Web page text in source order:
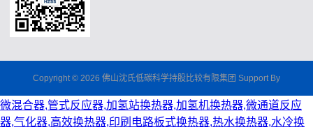
Copyright © 2026 佛山沈氏低碳科学持股比较有限集团 Support By
微混合器,管式反应器,加氢站换热器,加氢机换热器,微通道反应
器,气化器,高效换热器,印刷电路板式换热器,热水换热器,水冷换